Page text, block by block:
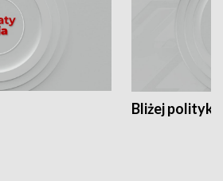
Bliżej polityki